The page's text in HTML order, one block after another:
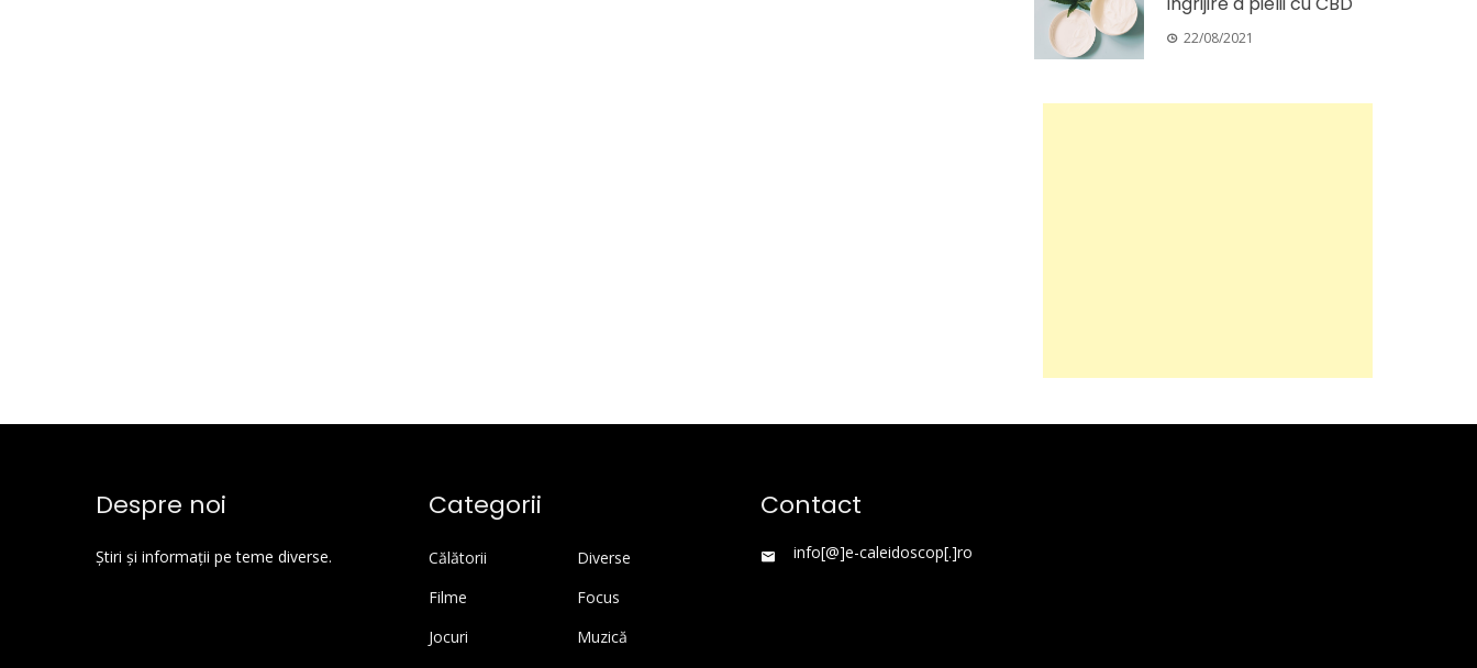
22/08/2021
Despre noi
Știri și informații pe teme diverse.
Categorii
Călătorii
Diverse
Filme
Focus
Jocuri
Muzică
Contact
info[@]e-caleidoscop[.]ro